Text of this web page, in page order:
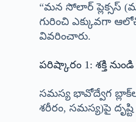
“మన సోలార్ ప్లెక్సస్
గురించి ఎక్కువగా
వివరించారు.
పరిష్కారం 1: శక్తి నుండి
సమస్య భావోద్వేగ
శరీరం, సమస్య)పై